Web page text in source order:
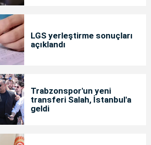
LGS yerleştirme sonuçları
açıklandı
Trabzonspor'un yeni
transferi Salah, İstanbul'a
geldi